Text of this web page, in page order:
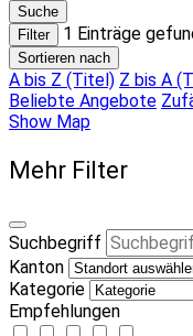
Suche
Filter
1 Einträge
Sortieren nach
A bis Z (Titel) Z bis A
Beliebte Angebote
Show Map
Mehr Filter
Suchbegriff
Kanton
Kategorie
Empfehlungen